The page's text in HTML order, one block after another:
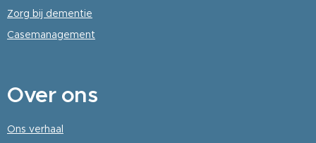
Zorg bij dementie
Casemanagement
Over ons
Ons verhaal